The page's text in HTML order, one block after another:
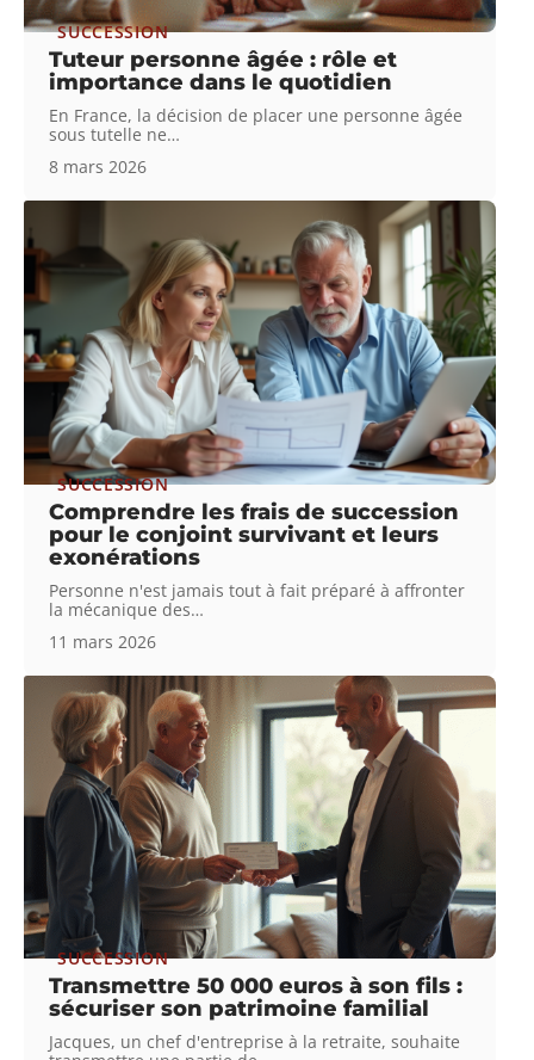
SUCCESSION
Tuteur personne âgée : rôle et
importance dans le quotidien
En France, la décision de placer une personne âgée
sous tutelle ne…
8 mars 2026
SUCCESSION
Comprendre les frais de succession
pour le conjoint survivant et leurs
exonérations
Personne n'est jamais tout à fait préparé à affronter
la mécanique des…
11 mars 2026
SUCCESSION
Transmettre 50 000 euros à son fils :
sécuriser son patrimoine familial
Jacques, un chef d'entreprise à la retraite, souhaite